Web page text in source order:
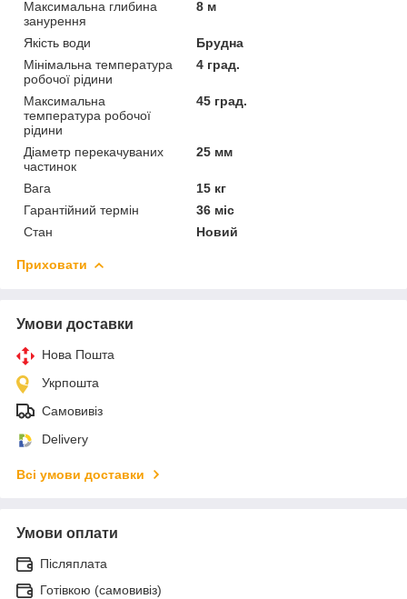
Максимальна глибина
занурення
8 м
Якість води
Брудна
Мінімальна температура
робочої рідини
4 град.
Максимальна
температура робочої
рідини
45 град.
Діаметр перекачуваних
частинок
25 мм
Вага
15 кг
Гарантійний термін
36 міс
Стан
Новий
Приховати
Умови доставки
Нова Пошта
Укрпошта
Самовивіз
Delivery
Всі умови доставки
Умови оплати
Післяплата
Готівкою (самовивіз)